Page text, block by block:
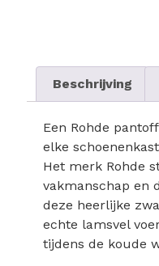
Beschrijving
Een Rohde
elke
Het merk Rohde
vakmanschap en
deze heerlijke
echte lamsvel
tijdens de koude